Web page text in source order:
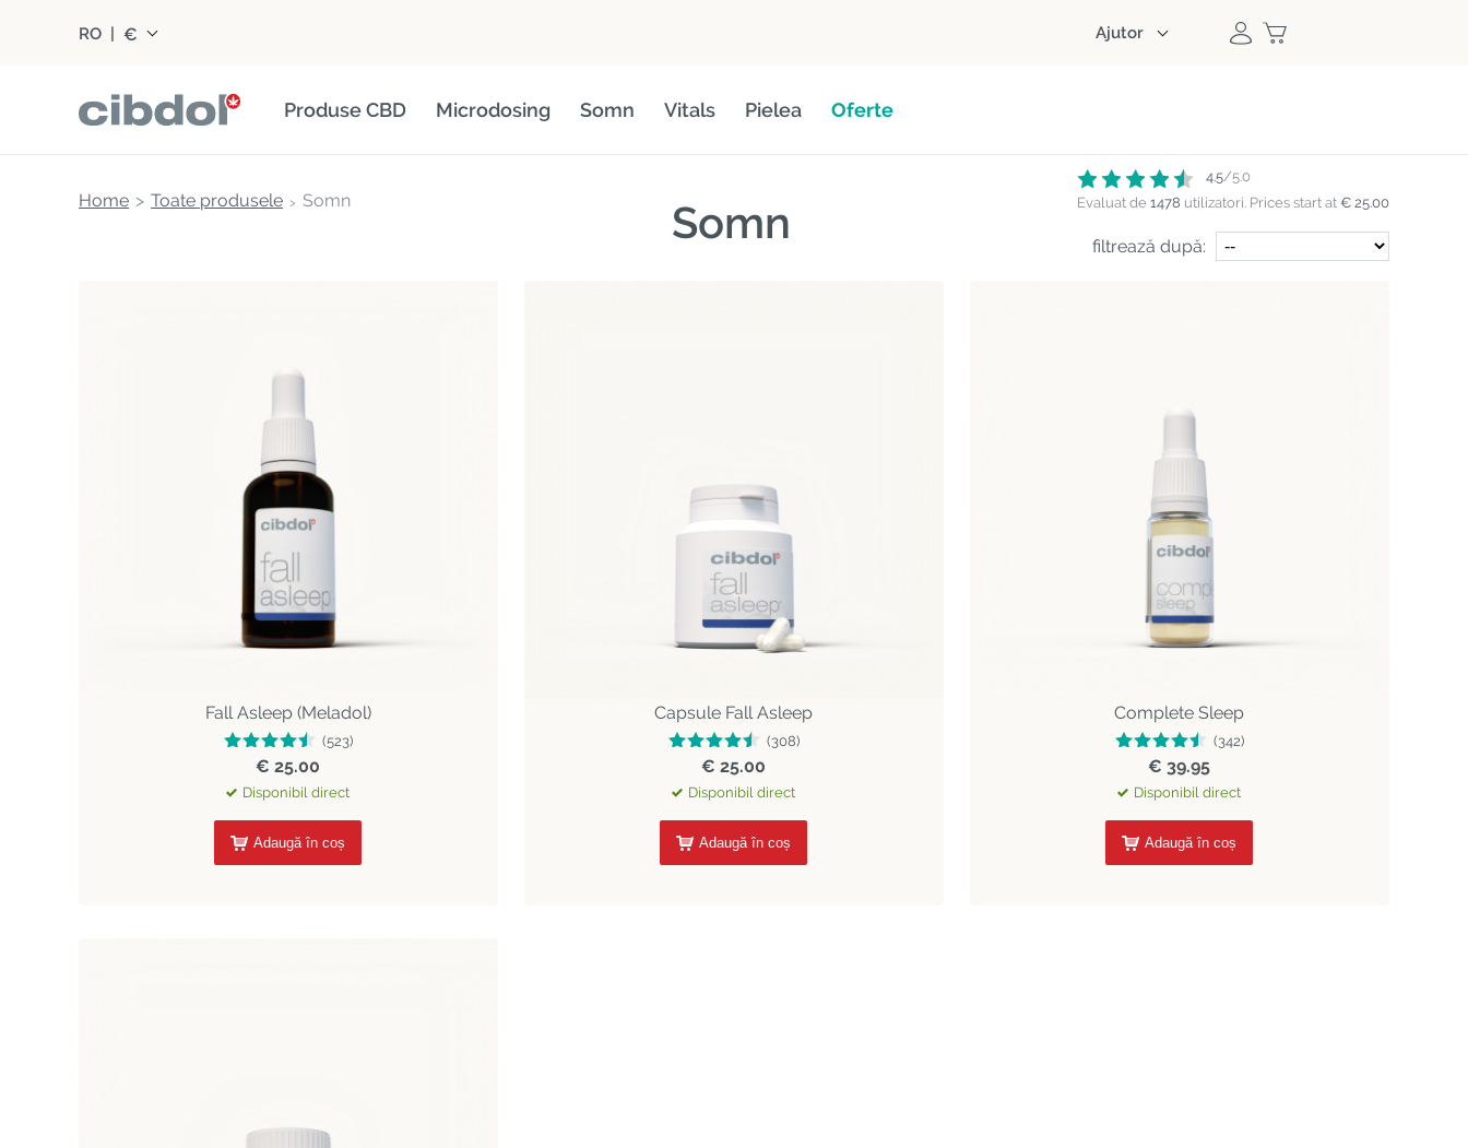
RO | € Ajutor
Produse CBD Microdosing Somn Vitals Pielea Oferte
Home Toate produsele Somn Somn
4.5/5.0
Evaluat de 1478 utilizatori. Prices start at € 25.00
filtrează după:
Fall Asleep (Meladol)
(523)
€ 25.00
Disponibil direct
Adaugă în coș
Capsule Fall Asleep
(308)
€ 25.00
Disponibil direct
Adaugă în coș
Complete Sleep
(342)
€ 39.95
Disponibil direct
Adaugă în coș